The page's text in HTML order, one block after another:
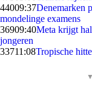
44009:37Denemarken
mondelinge examens
36909:40Meta krijgt
jongeren
33711:08Tropische